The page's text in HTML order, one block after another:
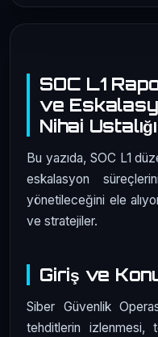
SOC L1
ve
Nihai Ustalığı
Bu yazıda, SOC L1
eskalasyon
yönetileceğini ele
ve stratejiler.
Giriş ve
Siber Güvenlik
tehditlerin izlenmesi,